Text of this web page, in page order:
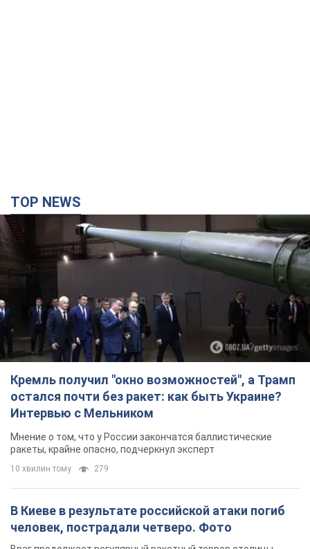
TOP NEWS
Кремль получил "окно возможностей", а Трамп
остался почти без ракет: как быть Украине?
Интервью с Мельником
Мнение о том, что у России закончатся баллистические
ракеты, крайне опасно, подчеркнул эксперт
10 хвилин тому 279
В Киеве в результате российской атаки погиб
человек, пострадали четверо. Фото